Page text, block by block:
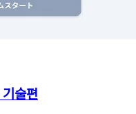
술편